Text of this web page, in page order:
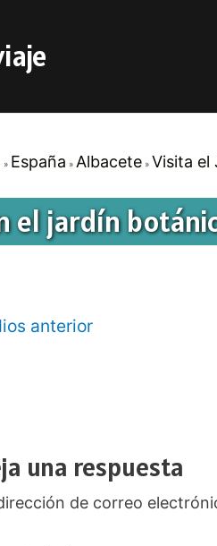
España Albacete Visita el
el jardín
anterior
una respuesta
de correo